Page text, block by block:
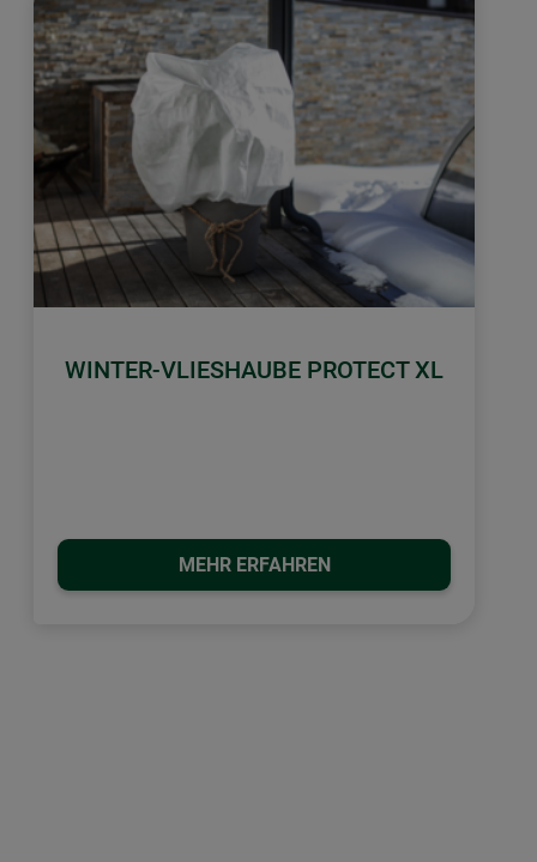
WINTER-VLIESHAUBE PROTECT XL
MEHR ERFAHREN